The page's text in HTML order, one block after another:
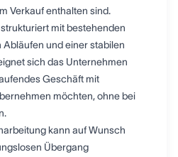
Verkauf enthalten sind.
mit bestehenden
und einer stabilen
sich das Unternehmen
Geschäft mit
möchten, ohne bei
kann auf Wunsch
Übergang